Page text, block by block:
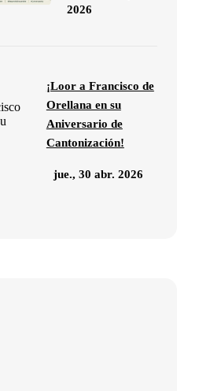
2026
¡Loor a Francisco de
Orellana en su
Aniversario de
Cantonización!
jue., 30 abr. 2026